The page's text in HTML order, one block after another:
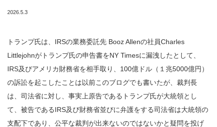
2026.5.3
トランプ氏は、IRSの業務委託先 Booz Allenの社員Charles
Littlejohnがトランプ氏の申告書をNY Timesに漏洩したとして、
IRS及びアメリカ財務省を相手取り、100億ドル（１兆5000億円）
の訴訟を起こしたことは以前このブログでも書いたが、裁判長
は、司法省に対し、事実上原告であるトランプ氏が大統領とし
て、被告であるIRS及び財務省並びに弁護をする司法省は大統領の
支配下であり、公平な裁判が出来ないのではないかと疑問を投げ